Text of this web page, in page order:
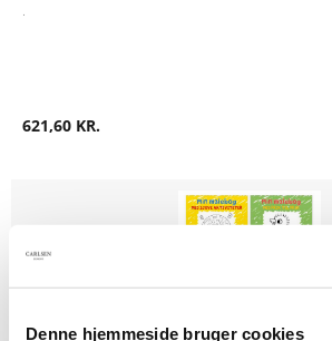
Denne hjemmeside bruger cookies
.
621,60 KR.